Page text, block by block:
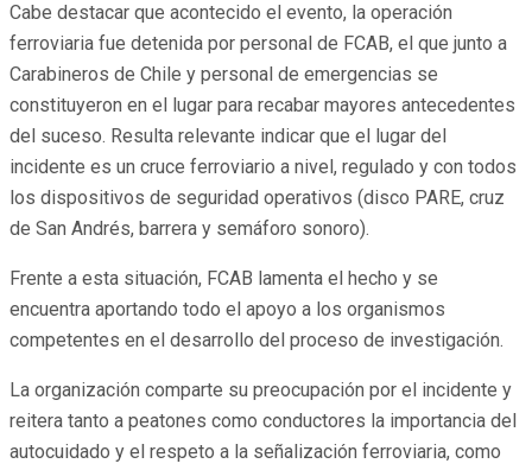
Cabe destacar que acontecido el evento, la operación
ferroviaria fue detenida por personal de FCAB, el que junto a
Carabineros de Chile y personal de emergencias se
constituyeron en el lugar para recabar mayores antecedentes
del suceso. Resulta relevante indicar que el lugar del
incidente es un cruce ferroviario a nivel, regulado y con todos
los dispositivos de seguridad operativos (disco PARE, cruz
de San Andrés, barrera y semáforo sonoro).
Frente a esta situación, FCAB lamenta el hecho y se
encuentra aportando todo el apoyo a los organismos
competentes en el desarrollo del proceso de investigación.
La organización comparte su preocupación por el incidente y
reitera tanto a peatones como conductores la importancia del
autocuidado y el respeto a la señalización ferroviaria, como